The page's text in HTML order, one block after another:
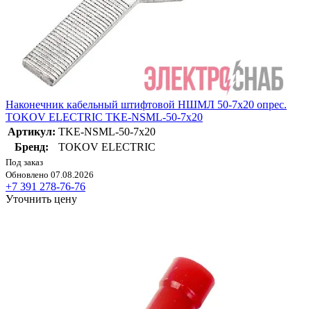
Наконечник кабельный штифтовой НШМЛ 50-7х20 опрес.
TOKOV ELECTRIC TKE-NSML-50-7х20
Артикул: TKE-NSML-50-7х20
Бренд:
TOKOV ELECTRIC
Под заказ
Обновлено 07.08.2026
+7 391 278-76-76
Уточнить цену